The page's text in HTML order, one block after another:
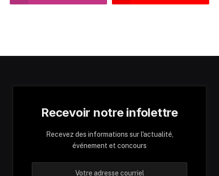
Recevoir notre infolettre
Recevez des informations sur l'actualité,
événement et concours